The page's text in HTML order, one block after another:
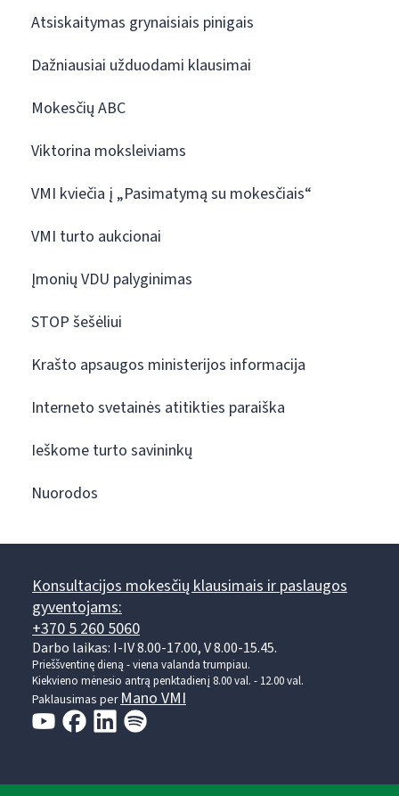
Atsiskaitymas grynaisiais pinigais
Dažniausiai užduodami klausimai
Mokesčių ABC
Viktorina moksleiviams
VMI kviečia į „Pasimatymą su mokesčiais“
VMI turto aukcionai
Įmonių VDU palyginimas
STOP šešėliui
Krašto apsaugos ministerijos informacija
Interneto svetainės atitikties paraiška
Ieškome turto savininkų
Nuorodos
Konsultacijos mokesčių klausimais ir paslaugos
gyventojams:
+370 5 260 5060
Darbo laikas: I-IV 8.00-17.00, V 8.00-15.45.
Prieššventinę dieną - viena valanda trumpiau.
Kiekvieno mėnesio antrą penktadienį 8.00 val. - 12.00 val.
Paklausimas perMano VMI